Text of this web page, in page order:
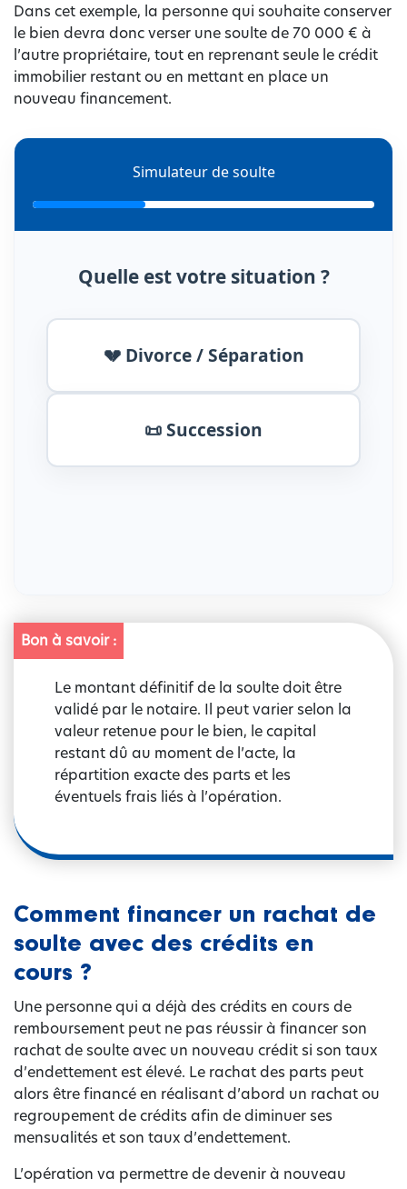
Dans cet exemple, la personne qui souhaite conserver
le bien devra donc verser une soulte de 70 000 € à
l’autre propriétaire, tout en reprenant seule le crédit
immobilier restant ou en mettant en place un
nouveau financement.
Simulateur de soulte
Quelle est votre situation ?
💔 Divorce / Séparation
📜 Succession
Bon à savoir :
Le montant définitif de la soulte doit être
validé par le notaire. Il peut varier selon la
valeur retenue pour le bien, le capital
restant dû au moment de l’acte, la
répartition exacte des parts et les
éventuels frais liés à l’opération.
Comment financer un rachat de
soulte avec des crédits en
cours ?
Une personne qui a déjà des crédits en cours de
remboursement peut ne pas réussir à financer son
rachat de soulte avec un nouveau crédit si son taux
d’endettement est élevé. Le rachat des parts peut
alors être financé en réalisant d’abord un rachat ou
regroupement de crédits afin de diminuer ses
mensualités et son taux d’endettement.
L’opération va permettre de devenir à nouveau